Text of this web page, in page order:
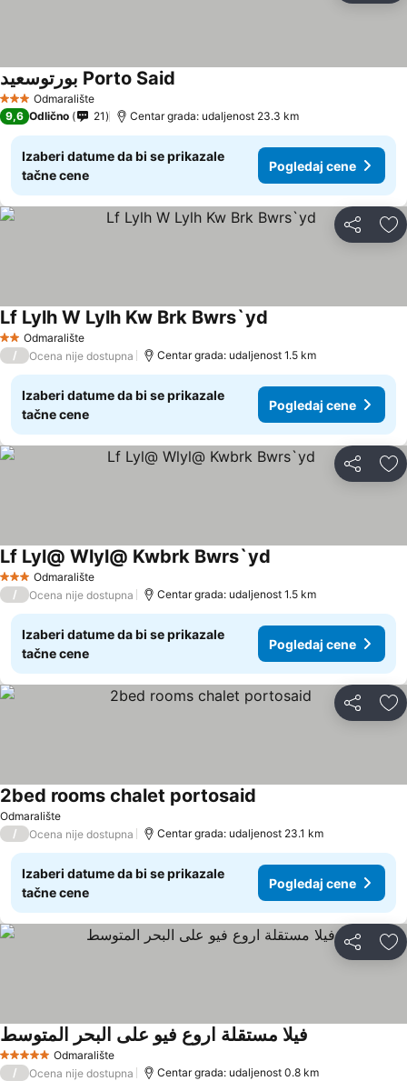
3 ZvezdiceOdmaralište
بورتوسعيد Porto Said
9,6 Odlično 21 Centar grada: udaljenost 23.3 km
Izaberi datume da bi se prikazale
tačne cene
Pogledaj cene
Deli
2 Zvezdice
Odmaralište
Lf Lylh W Lylh Kw Brk Bwrs`yd
/ Ocena nije dostupna Centar grada: udaljenost 1.5 km
Izaberi datume da bi se prikazale
tačne cene
Pogledaj cene
Deli
3 ZvezdiceOdmaralište
Lf Lyl@ Wlyl@ Kwbrk Bwrs`yd
/ Ocena nije dostupna Centar grada: udaljenost 1.5 km
Izaberi datume da bi se prikazale
tačne cene
Pogledaj cene
Deli
Odmaralište
2bed rooms chalet portosaid
/ Ocena nije dostupna Centar grada: udaljenost 23.1 km
Izaberi datume da bi se prikazale
tačne cene
Pogledaj cene
Deli
5 ZvezdiceOdmaralište
فيلا مستقلة اروع فيو على البحر المتوسط
/ Ocena nije dostupna Centar grada: udaljenost 0.8 km